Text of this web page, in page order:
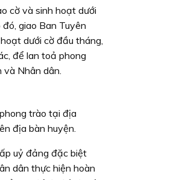
cờ và sinh hoạt dưới
giao Ban Tuyên
dưới cờ đầu tháng,
để lan toả phong
Nhân dân.
trào tại địa
địa bàn huyện.
uỷ đảng đặc biệt
dân thực hiện hoàn